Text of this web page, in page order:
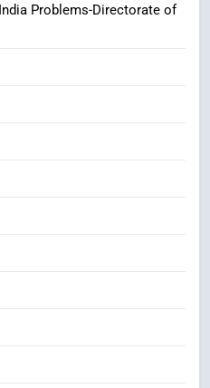
A Sacred Trust Betrayed
Problems-Directorate of